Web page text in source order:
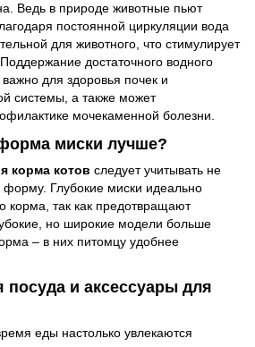
Ведь в природе животные пьют
постоянной циркуляции вода
для животного, что стимулирует
достаточного водного
для здоровья почек и
системы, а также может
мочекаменной болезни.
миски лучше?
корма котов следует учитывать не
форму. Глубокие миски идеально
корма, так как предотвращают
но широкие модели больше
– в них питомцу удобнее
посуда и аксессуары для
еды настолько увлекаются